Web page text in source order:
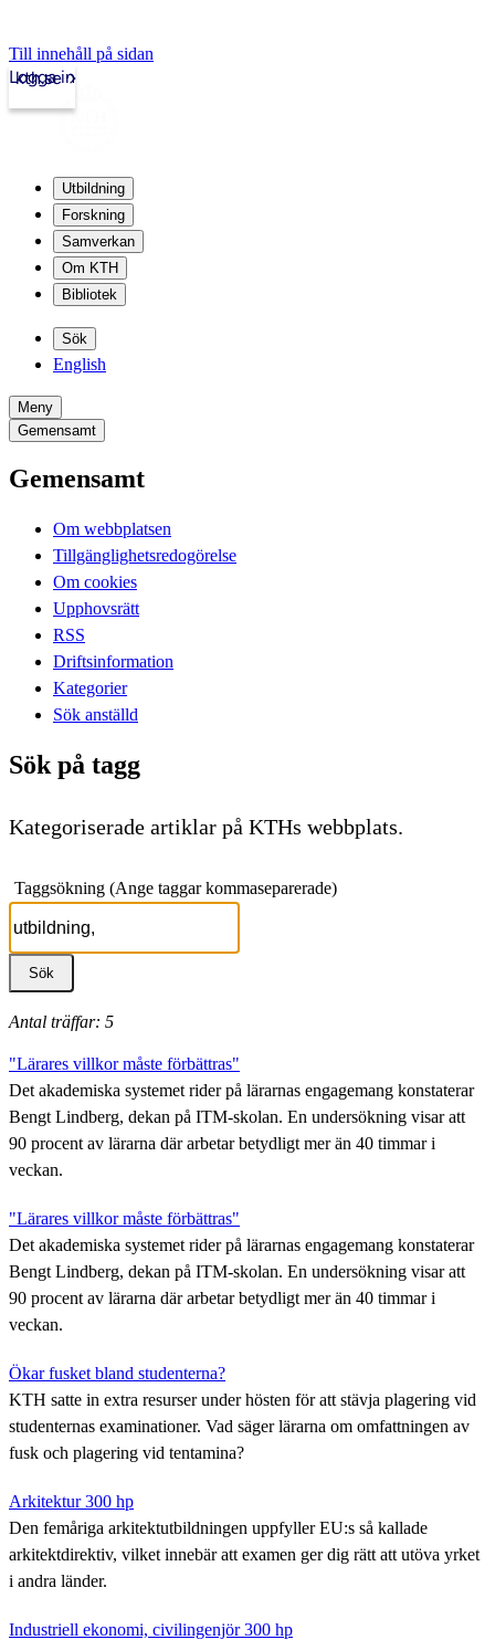
Till innehåll på sidan
kth.se
Logga in
Utbildning
Forskning
Samverkan
Om KTH
Bibliotek
Sök
English
Meny
Gemensamt
Gemensamt
Om webbplatsen
Tillgänglighetsredogörelse
Om cookies
Upphovsrätt
RSS
Driftsinformation
Kategorier
Sök anställd
Sök på tagg
Kategoriserade artiklar på KTHs webbplats.
Taggsökning (Ange taggar kommaseparerade)
Antal träffar: 5
"Lärares villkor måste förbättras"
Det akademiska systemet rider på lärarnas engagemang konstaterar
Bengt Lindberg, dekan på ITM-skolan. En undersökning visar att
90 procent av lärarna där arbetar betydligt mer än 40 timmar i
veckan.
"Lärares villkor måste förbättras"
Det akademiska systemet rider på lärarnas engagemang konstaterar
Bengt Lindberg, dekan på ITM-skolan. En undersökning visar att
90 procent av lärarna där arbetar betydligt mer än 40 timmar i
veckan.
Ökar fusket bland studenterna?
KTH satte in extra resurser under hösten för att stävja plagering vid
studenternas examinationer. Vad säger lärarna om omfattningen av
fusk och plagering vid tentamina?
Arkitektur 300 hp
Den femåriga arkitektutbildningen uppfyller EU:s så kallade
arkitektdirektiv, vilket innebär att examen ger dig rätt att utöva yrket
i andra länder.
Industriell ekonomi, civilingenjör 300 hp